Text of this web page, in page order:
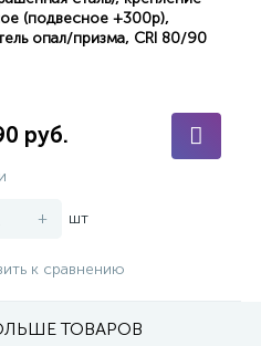
(подвесное +300р),
опал/призма, CRI 80/90
руб.
+ шт
к сравнению
ТОВАРОВ